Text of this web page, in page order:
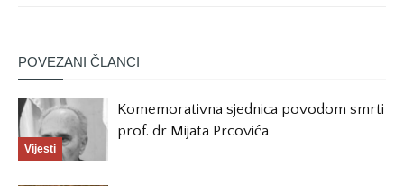
POVEZANI ČLANCI
Vijesti
Komemorativna sjednica povodom smrti
prof. dr Mijata Prcovića